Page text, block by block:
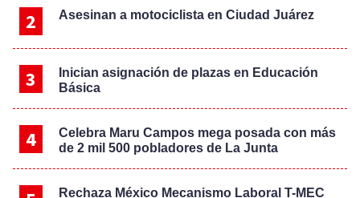
Asesinan a motociclista en Ciudad Juárez
Inician asignación de plazas en Educación
Básica
Celebra Maru Campos mega posada con más
de 2 mil 500 pobladores de La Junta
Rechaza México Mecanismo Laboral T-MEC